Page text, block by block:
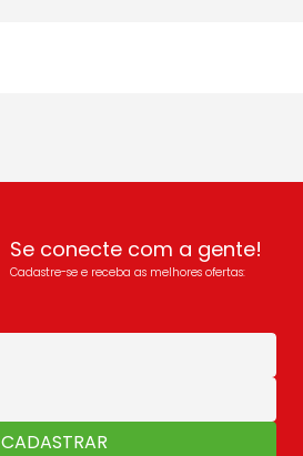
Se conecte com a gente!
Cadastre-se e receba as melhores ofertas:
CADASTRAR